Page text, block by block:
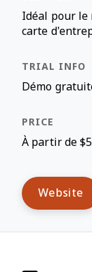
Idéal pour le
carte
Démo
À partir de
Website